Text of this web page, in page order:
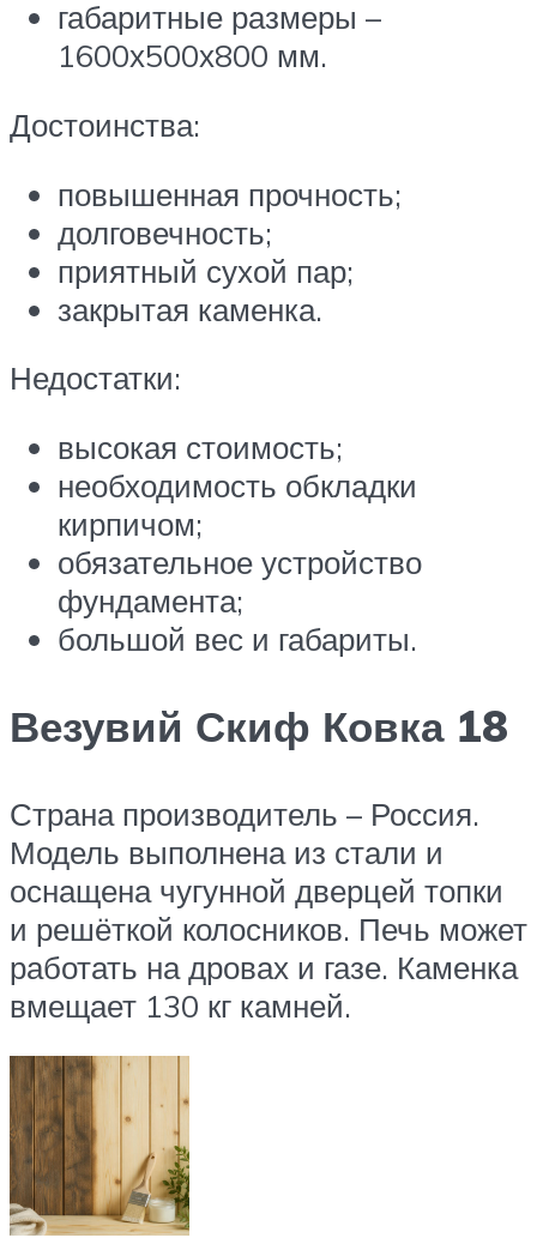
габаритные размеры –
1600х500х800 мм.
Достоинства:
повышенная прочность;
долговечность;
приятный сухой пар;
закрытая каменка.
Недостатки:
высокая стоимость;
необходимость обкладки
кирпичом;
обязательное устройство
фундамента;
большой вес и габариты.
Везувий Скиф Ковка 18
Страна производитель – Россия.
Модель выполнена из стали и
оснащена чугунной дверцей топки
и решёткой колосников. Печь может
работать на дровах и газе. Каменка
вмещает 130 кг камней.